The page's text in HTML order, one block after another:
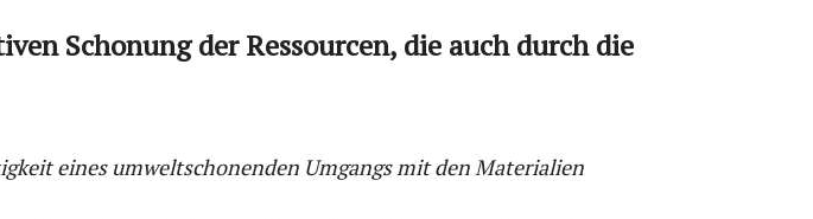
Schonung der Ressourcen, die auch durch die
eines umweltschonenden Umgangs mit den Materialien